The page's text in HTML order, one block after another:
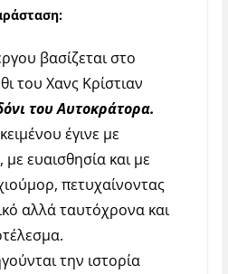
βασίζεται στο
του Χανς Κρίστιαν
του Αυτοκράτορα.
έγινε με
ευαισθησία και με
πετυχαίνοντας
αλλά ταυτόχρονα και
την ιστορία